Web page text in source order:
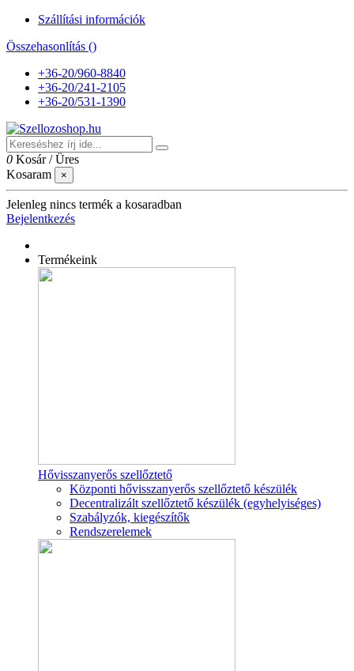
Szállítási információk
Összehasonlítás ()
+36-20/960-8840
+36-20/241-2105
+36-20/531-1390
0 Kosár /Üres
Kosaram
×
Jelenleg nincs termék a kosaradban
Bejelentkezés
Termékeink
Hővisszanyerős szellőztető
Központi hővisszanyerős szellőztető készülék
Decentralizált szellőztető készülék (egyhelyiséges)
Szabályzók, kiegészítők
Rendszerelemek